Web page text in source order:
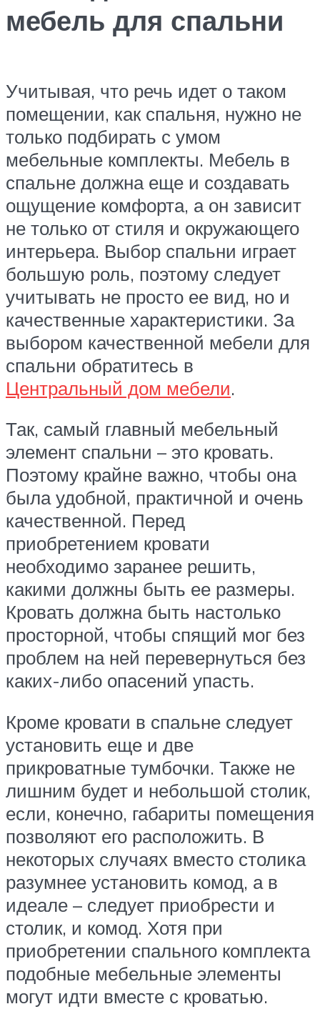
мебель для спальни
Учитывая, что речь идет о таком
помещении, как спальня, нужно не
только подбирать с умом
мебельные комплекты. Мебель в
спальне должна еще и создавать
ощущение комфорта, а он зависит
не только от стиля и окружающего
интерьера. Выбор спальни играет
большую роль, поэтому следует
учитывать не просто ее вид, но и
качественные характеристики. За
выбором качественной мебели для
спальни обратитесь в
Центральный дом мебели.
Так, самый главный мебельный
элемент спальни – это кровать.
Поэтому крайне важно, чтобы она
была удобной, практичной и очень
качественной. Перед
приобретением кровати
необходимо заранее решить,
какими должны быть ее размеры.
Кровать должна быть настолько
просторной, чтобы спящий мог без
проблем на ней перевернуться без
каких-либо опасений упасть.
Кроме кровати в спальне следует
установить еще и две
прикроватные тумбочки. Также не
лишним будет и небольшой столик,
если, конечно, габариты помещения
позволяют его расположить. В
некоторых случаях вместо столика
разумнее установить комод, а в
идеале – следует приобрести и
столик, и комод. Хотя при
приобретении спального комплекта
подобные мебельные элементы
могут идти вместе с кроватью.